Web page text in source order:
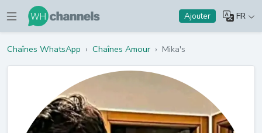
Ajouter FR
Chaînes WhatsApp › Chaînes Amour › Mika's